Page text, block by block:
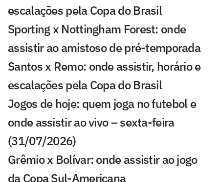
escalações pela Copa do Brasil
Sporting x Nottingham Forest: onde
assistir ao amistoso de pré-temporada
Santos x Remo: onde assistir, horário e
escalações pela Copa do Brasil
Jogos de hoje: quem joga no futebol e
onde assistir ao vivo – sexta-feira
(31/07/2026)
Grêmio x Bolívar: onde assistir ao jogo
da Copa Sul-Americana